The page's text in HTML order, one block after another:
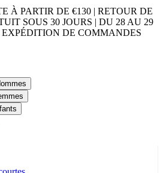
À PARTIR DE €130 | RETOUR DE
SOUS 30 JOURS | DU 28 AU 29
DE COMMANDES